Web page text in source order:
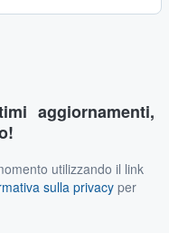
aggiornamenti,
utilizzando il link
sulla privacy per